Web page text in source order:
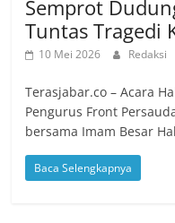
Semprot
Tuntas Tragedi
10 Mei 2026 Redaksi
Terasjabar.co – Acara
Pengurus Front
bersama Imam Besar
Baca Selengkapnya